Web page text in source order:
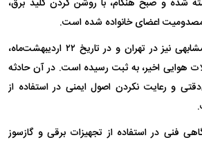
مصدومیت اعضای خانواده شده است.
محمدی ادامه داد: مورد مشابهی نیز در تهران و در تاریخ ۲۲ اردیبهشت‌ماه،
هوایی اخیر، به ثبت رسیده است. در آن حادثه
و رعایت نکردن اصول ایمنی در استفاده از
فنی در استفاده از تجهیزات برقی و گازسوز